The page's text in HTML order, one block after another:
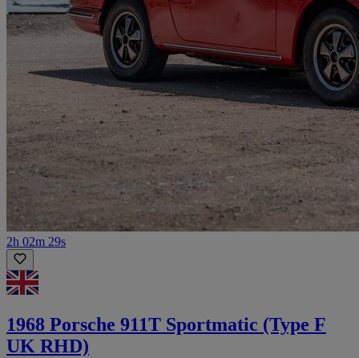
2h 02m 29s
1968 Porsche 911T Sportmatic (Type F
UK RHD)